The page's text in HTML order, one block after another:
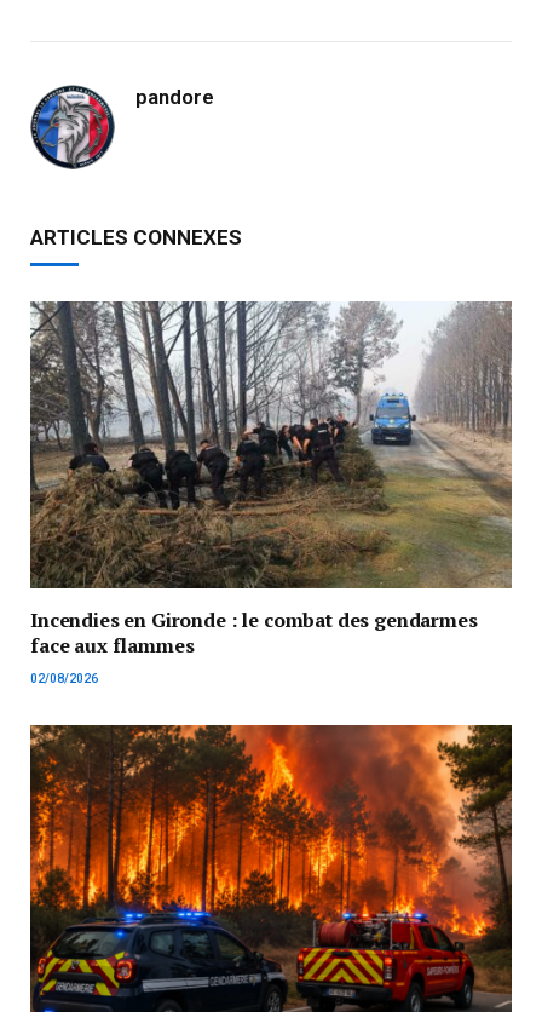
pandore
ARTICLES CONNEXES
Incendies en Gironde : le combat des gendarmes
face aux flammes
02/08/2026